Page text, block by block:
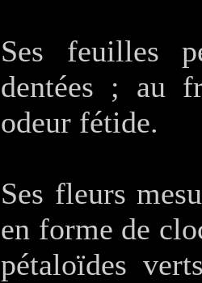
Ses feuilles
dentées ; au
odeur fétide.
Ses fleurs
en forme de
pétaloïdes